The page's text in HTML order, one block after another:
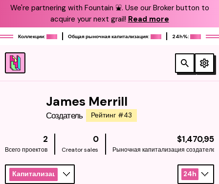
We're partnering with Fountain ⛲️. Use our Broker button to
acquire your next grail! Read more
Коллекции: Общая рыночная капитализация: 24h%:
James Merrill
Создатель Рейтинг #43
2
Всего проектов
0
Creator sales
$1,470,959
Рыночная капитализация создателей
Капитализация 24h